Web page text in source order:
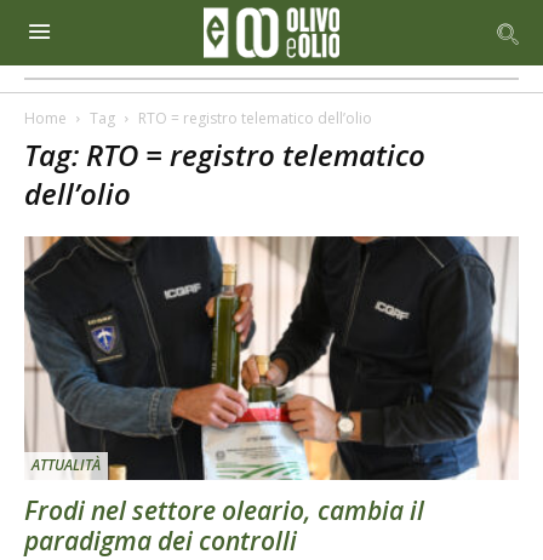
Home Tag RTO = registro telematico dell’olio
Tag: RTO = registro telematico
dell’olio
ATTUALITÀ
Frodi nel settore oleario, cambia il
paradigma dei controlli